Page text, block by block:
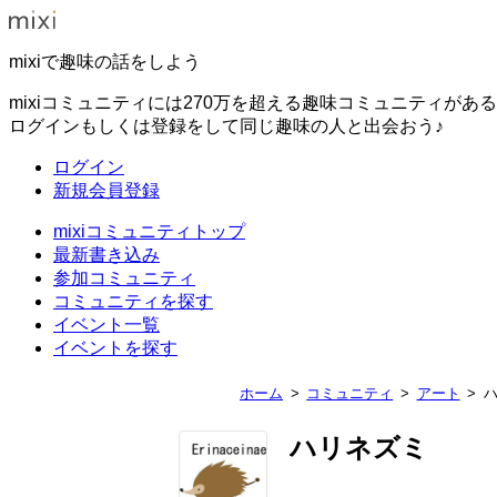
mixiで趣味の話をしよう
mixiコミュニティには270万を超える趣味コミュニティがある
ログインもしくは登録をして同じ趣味の人と出会おう♪
ログイン
新規会員登録
mixiコミュニティトップ
最新書き込み
参加コミュニティ
コミュニティを探す
イベント一覧
イベントを探す
ホーム コミュニティ アート
ハリネズミ